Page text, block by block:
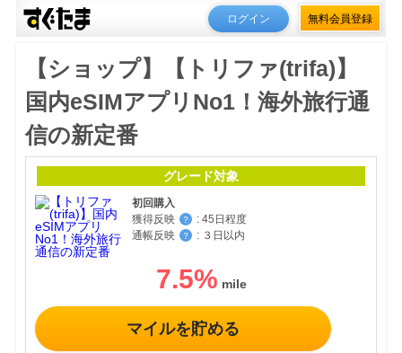
ログイン 無料会員登録
【ショップ】【トリファ(trifa)】
国内eSIMアプリNo1！海外旅行通
信の新定番
グレード対象
初回購入
獲得反映
？ : 45日程度
通帳反映
？ : ３日以内
7.5%
マイルを貯める